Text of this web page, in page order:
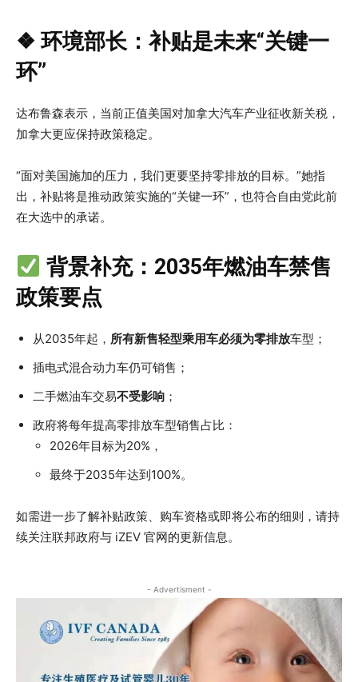
❖ 环境部长：补贴是未来“关键一
环”
达布鲁森表示，当前正值美国对加拿大汽车产业征收新关税，
加拿大更应保持政策稳定。
“面对美国施加的压力，我们更要坚持零排放的目标。”她指
出，补贴将是推动政策实施的“关键一环”，也符合自由党此前
在大选中的承诺。
背景补充：2035年燃油车禁售
政策要点
从2035年起， 所有新售轻型乘用车必须为零排放车型；
插电式混合动力车仍可销售；
二手燃油车交易不受影响 ；
政府将每年提高零排放车型销售占比：
2026年目标为20%，
最终于2035年达到100%。
如需进一步了解补贴政策、购车资格或即将公布的细则，请持
续关注联邦政府与 iZEV 官网的更新信息。
- Advertisment -